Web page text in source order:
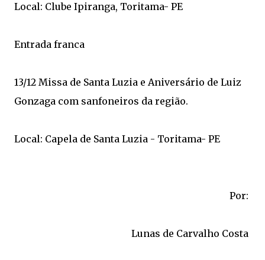
Local: Clube Ipiranga, Toritama- PE
Entrada franca
13/12 Missa de Santa Luzia e Aniversário de Luiz
Gonzaga com sanfoneiros da região.
Local: Capela de Santa Luzia - Toritama- PE
Por:
Lunas de Carvalho Costa